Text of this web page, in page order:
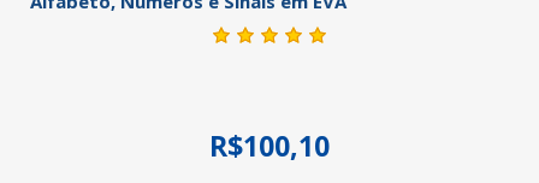
R$100,10